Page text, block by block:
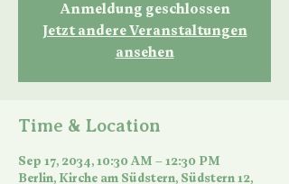
Anmeldung geschlossen
Jetzt andere Veranstaltungen
ansehen
Time & Location
Sep 17, 2034, 10:30 AM – 12:30 PM
Berlin, Kirche am Südstern, Südstern 12,